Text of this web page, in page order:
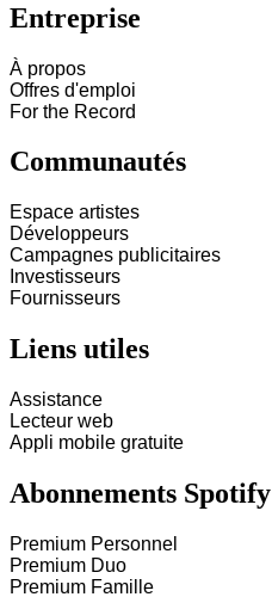
Entreprise
À propos
Offres d'emploi
For the Record
Communautés
Espace artistes
Développeurs
Campagnes publicitaires
Investisseurs
Fournisseurs
Liens utiles
Assistance
Lecteur web
Appli mobile gratuite
Abonnements Spotify
Premium Personnel
Premium Duo
Premium Famille